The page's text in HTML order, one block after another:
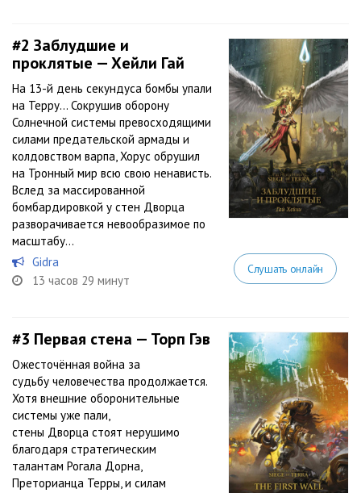
#2 Заблудшие и
проклятые — Хейли Гай
На 13-й день секундуса бомбы упали
на Терру… Сокрушив оборону
Солнечной системы превосходящими
силами предательской армады и
колдовством варпа, Хорус обрушил
на Тронный мир всю свою ненависть.
Вслед за массированной
бомбардировкой у стен Дворца
разворачивается невообразимое по
масштабу...
Gidra
13 часов 29 минут
Слушать онлайн
#3 Первая стена — Торп Гэв
Ожесточённая война за
судьбу человечества продолжается.
Хотя внешние оборонительные
системы уже пали,
стены Дворца стоят нерушимо
благодаря стратегическим
талантам Рогала Дорна,
Преторианца Терры, и силам